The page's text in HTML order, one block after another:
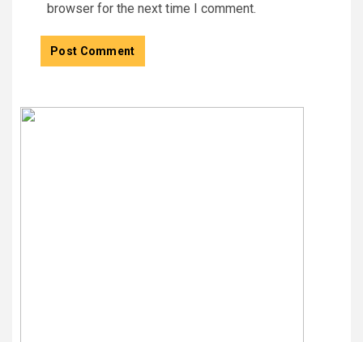
browser for the next time I comment.